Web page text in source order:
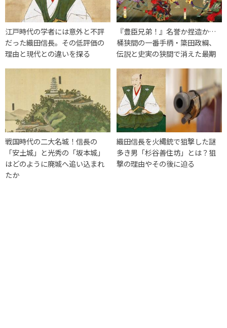
江戸時代の学者には意外と不評
だった織田信長。その低評価の
理由と現代との違いを探る
『豊臣兄弟！』名誉か捏造か…
桶狭間の一番手柄・簗田政綱、
伝説と史実の狭間で消えた最期
戦国時代の二大名城！信長の
「安土城」と光秀の「坂本城」
はどのように廃城へ追い込まれ
たか
織田信長を火縄銃で狙撃した謎
多き男「杉谷善住坊」とは？狙
撃の理由やその後に迫る